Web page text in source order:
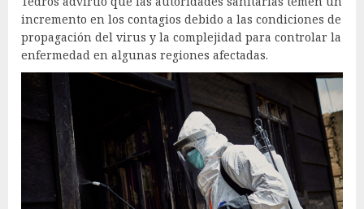
incremento en los contagios debido a las condiciones de
propagación del virus y la complejidad para controlar la
enfermedad en algunas regiones afectadas.